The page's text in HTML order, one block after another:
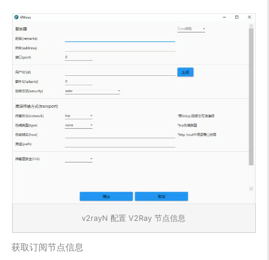
v2rayN 配置 V2Ray 节点信息
获取订阅节点信息